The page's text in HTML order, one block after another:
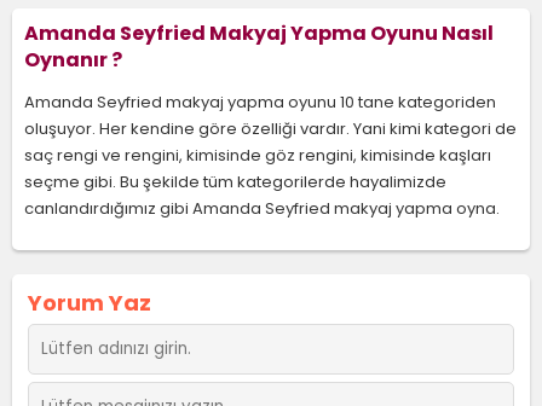
Amanda Seyfried Makyaj Yapma Oyunu Nasıl
Oynanır ?
Amanda Seyfried makyaj yapma oyunu 10 tane kategoriden
oluşuyor. Her kendine göre özelliği vardır. Yani kimi kategori de
saç rengi ve rengini, kimisinde göz rengini, kimisinde kaşları
seçme gibi. Bu şekilde tüm kategorilerde hayalimizde
canlandırdığımız gibi Amanda Seyfried makyaj yapma oyna.
Yorum Yaz